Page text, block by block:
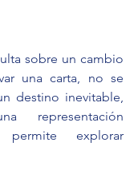
sobre un cambio
una carta, no se
destino inevitable,
representación
explorar